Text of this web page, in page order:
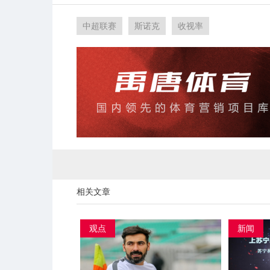
中超联赛 斯诺克 收视率
相关文章
观点 新闻